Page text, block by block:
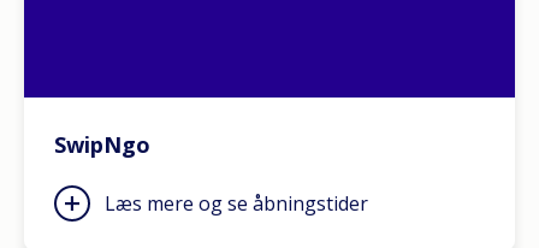
SwipNgo
Læs mere og se åbningstider